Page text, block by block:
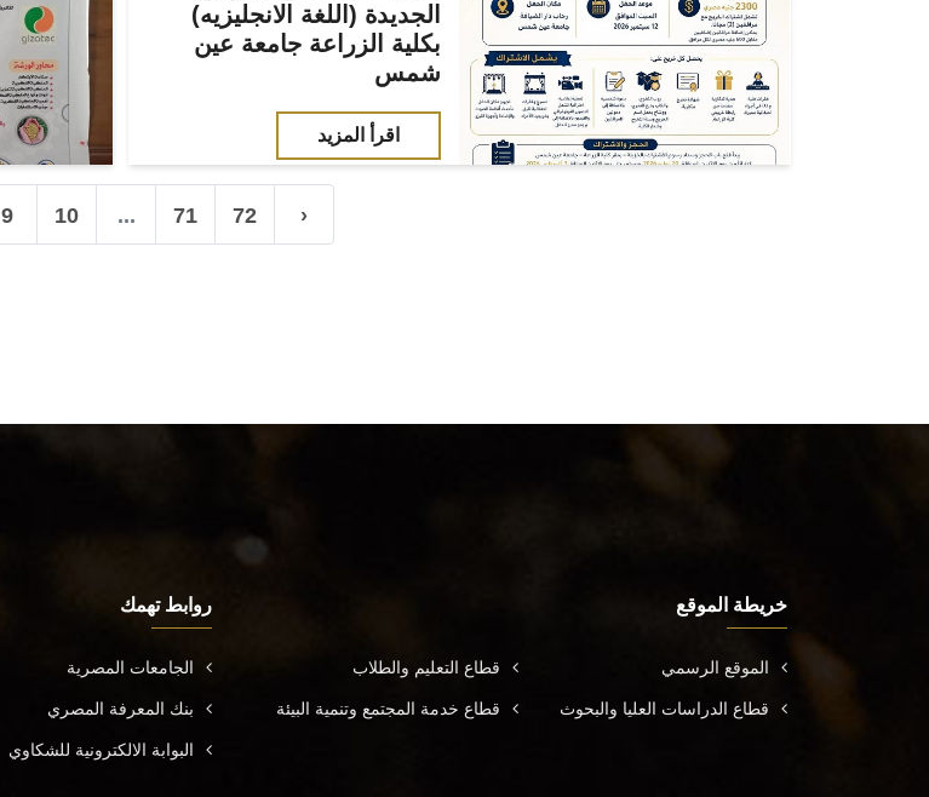
الجديدة (اللغة الانجليزيه)
بكلية الزراعة جامعة عين
شمس
اقرأ المزيد
9 10 ... 71 72 ›
خريطة الموقع
الموقع الرسمي قطاع التعليم والطلاب
قطاع الدراسات العليا والبحوث قطاع خدمة المجتمع وتنمية البيئة
روابط تهمك
الجامعات المصرية
بنك المعرفة المصري
البوابة الالكترونية للشكاوي